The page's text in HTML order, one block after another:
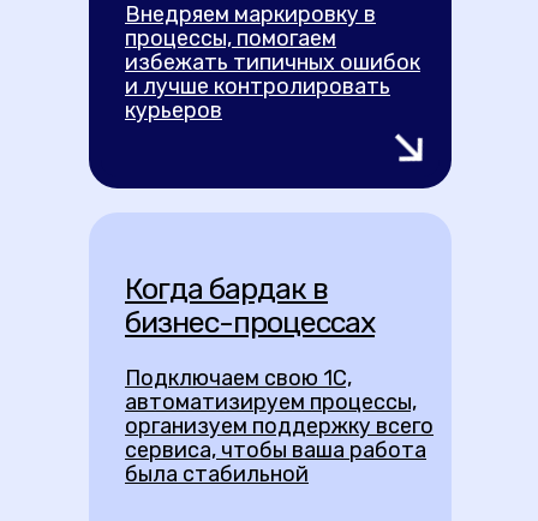
Внедряем маркировку в
процессы, помогаем
избежать типичных ошибок
и лучше контролировать
курьеров
Когда бардак в
бизнес-процессах
Подключаем свою 1С,
автоматизируем процессы,
организуем поддержку всего
сервиса, чтобы ваша работа
была стабильной